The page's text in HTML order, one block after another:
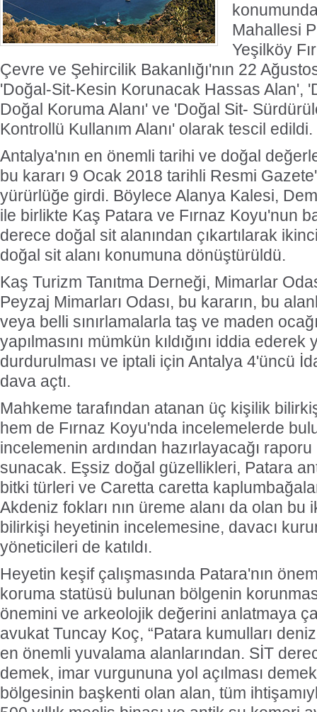
Mahallesi
Yeşilköy
Çevre ve Şehircilik Bakanlığı'nın 22
'Doğal-Sit-Kesin Korunacak Hassas Alan',
Doğal Koruma Alanı' ve 'Doğal Sit-
Kontrollü Kullanım Alanı' olarak tescil edildi.
Antalya'nın en önemli tarihi ve doğal
bu kararı 9 Ocak 2018 tarihli Resmi
yürürlüğe girdi. Böylece Alanya Kalesi,
ile birlikte Kaş Patara ve Fırnaz Koyu'nun
derece doğal sit alanından çıkartılarak
doğal sit alanı konumuna dönüştürüldü.
Kaş Turizm Tanıtma Derneği, Mimarlar
Peyzaj Mimarları Odası, bu kararın, bu
veya belli sınırlamalarla taş ve maden
yapılmasını mümkün kıldığını iddia
durdurulması ve iptali için Antalya 4'üncü
dava açtı.
Mahkeme tarafından atanan üç kişilik
hem de Fırnaz Koyu'nda incelemelerde
incelemenin ardından hazırlayacağı
sunacak. Eşsiz doğal güzellikleri, Patara
bitki türleri ve Caretta caretta
Akdeniz fokları nın üreme alanı da olan bu
bilirkişi heyetinin incelemesine, davacı
yöneticileri de katıldı.
Heyetin keşif çalışmasında Patara'nın
koruma statüsü bulunan bölgenin
önemini ve arkeolojik değerini anlatmaya
avukat Tuncay Koç, “Patara kumulları
en önemli yuvalama alanlarından. SİT
demek, imar vurgununa yol açılması
bölgesinin başkenti olan alan, tüm